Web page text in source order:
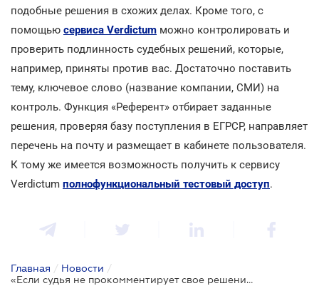
подобные решения в схожих делах. Кроме того, с
помощью сервиса Verdictum можно контролировать и
проверить подлинность судебных решений, которые,
например, приняты против вас. Достаточно поставить
тему, ключевое слово (название компании, СМИ) на
контроль. Функция «Референт» отбирает заданные
решения, проверяя базу поступления в ЕГРСР, направляет
перечень на почту и размещает в кабинете пользователя.
К тому же имеется возможность получить к сервису
Verdictum полнофункциональный тестовый доступ.
Главная / Новости /
«Если судья не прокомментирует свое решение – это сделает кто-то другой», - VIII Судебный форум АЮУ